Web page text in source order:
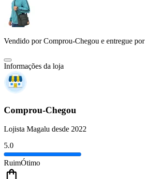
Vendido porComprou-Chegou e entregue por
Informações da loja
Comprou-Chegou
Lojista Magalu desde 2022
5.0
RuimÓtimo